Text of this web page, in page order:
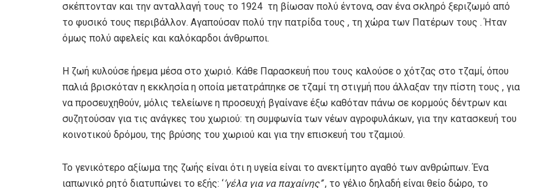
σκέπτονταν και την ανταλλαγή τους το 1924 τη βίωσαν πολύ έντονα, σαν ένα σκληρό ξεριζωμό από
το φυσικό τους περιβάλλον. Αγαπούσαν πολύ την πατρίδα τους , τη χώρα των Πατέρων τους . Ήταν
όμως πολύ αφελείς και καλόκαρδοι άνθρωποι.
Η ζωή κυλούσε ήρεμα μέσα στο χωριό. Κάθε Παρασκευή που τους καλούσε ο χότζας στο τζαμί, όπου
παλιά βρισκόταν η εκκλησία η οποία μετατράπηκε σε τζαμί τη στιγμή που άλλαξαν την πίστη τους , για
να προσευχηθούν, μόλις τελείωνε η προσευχή βγαίνανε έξω καθόταν πάνω σε κορμούς δέντρων και
συζητούσαν για τις ανάγκες του χωριού: τη συμφωνία των νέων αγροφυλάκων, για την κατασκευή του
κοινοτικού δρόμου, της βρύσης του χωριού και για την επισκευή του τζαμιού.
Το γενικότερο αξίωμα της ζωής είναι ότι η υγεία είναι το ανεκτίμητο αγαθό των ανθρώπων. Ένα
ιαπωνικό ρητό διατυπώνει το εξής: ‘’γέλα για να παχαίνης’’, το γέλιο δηλαδή είναι θείο δώρο, το